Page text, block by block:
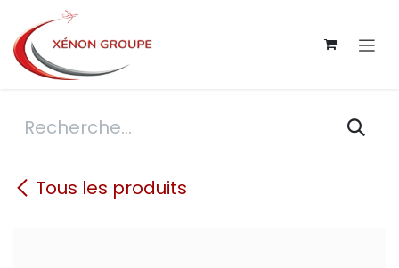
Se rendre au contenu
Tous les produits